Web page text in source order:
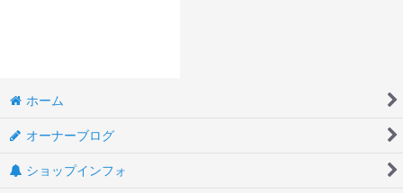
ホーム
オーナーブログ
ショップインフォ